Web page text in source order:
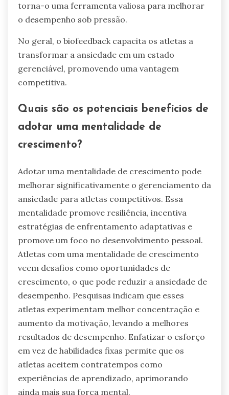
torna-o uma ferramenta valiosa para melhorar
o desempenho sob pressão.
No geral, o biofeedback capacita os atletas a
transformar a ansiedade em um estado
gerenciável, promovendo uma vantagem
competitiva.
Quais são os potenciais benefícios de
adotar uma mentalidade de
crescimento?
Adotar uma mentalidade de crescimento pode
melhorar significativamente o gerenciamento da
ansiedade para atletas competitivos. Essa
mentalidade promove resiliência, incentiva
estratégias de enfrentamento adaptativas e
promove um foco no desenvolvimento pessoal.
Atletas com uma mentalidade de crescimento
veem desafios como oportunidades de
crescimento, o que pode reduzir a ansiedade de
desempenho. Pesquisas indicam que esses
atletas experimentam melhor concentração e
aumento da motivação, levando a melhores
resultados de desempenho. Enfatizar o esforço
em vez de habilidades fixas permite que os
atletas aceitem contratempos como
experiências de aprendizado, aprimorando
ainda mais sua força mental.